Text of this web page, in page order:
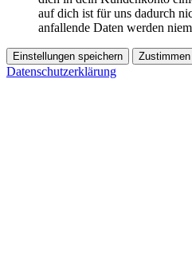
auf dich ist für uns dadurch
anfallende Daten werden
Einstellungen speichern Zustimmen
Datenschutzerklärung